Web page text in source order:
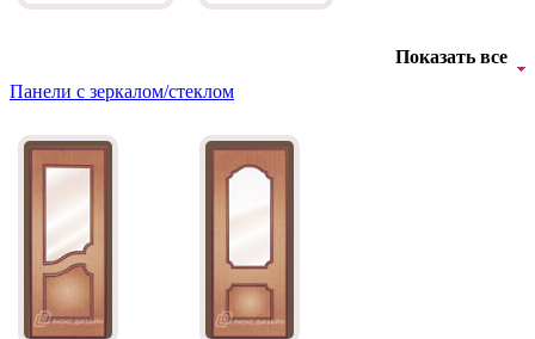
Д-11 Н
C45 C46
Показать все
Панели с зеркалом/стеклом